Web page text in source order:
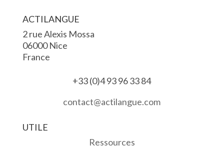
ACTILANGUE
2 rue Alexis Mossa
06000 Nice
France
+33 (0)4 93 96 33 84
contact@actilangue.com
UTILE
Ressources